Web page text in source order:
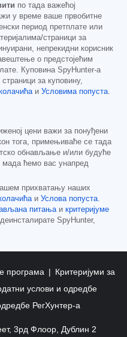
по тада важећој
у време ваше првобитне
период претплате или
страници за
непрекидни корисник
о предстојећим
Куповина SpyHunter-а
за куповину,
и Условима попуста
цени важи за понуђени
тога, примењиваће се тада
обнављање и/или будуће
мада ћемо вас унапред
прихватању наших
и Услова попуста
питања и критеријуме
SpyHunter,
програма
Критеријуми за
услови и одредбе
РегХунтер-а
3рд Флоор, Дублин 2